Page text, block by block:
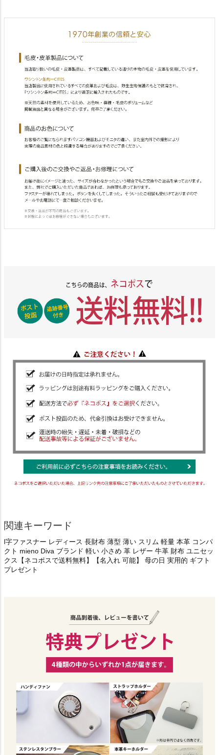
関連キーワード
l字ファスナー レディース 長財布 薄型 薄い スリム 軽量 本革 コンパ
クト mieno Diva ブランド 軽い 小さめ 革 レザー 牛革 財布 ユニセッ
クス【ネコポスで送料無料】【名入れ 可能】 母の日 実用的 ギフト
プレゼント